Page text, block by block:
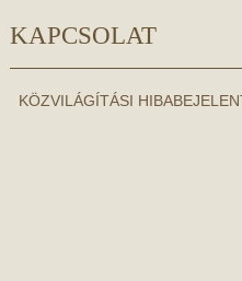
KAPCSOLAT
KÖZVILÁGÍTÁSI